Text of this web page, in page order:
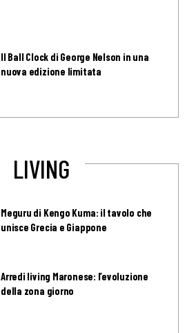
Il Ball Clock di George Nelson in una
nuova edizione limitata
LIVING
Meguru di Kengo Kuma: il tavolo che
unisce Grecia e Giappone
Arredi living Maronese: l’evoluzione
della zona giorno